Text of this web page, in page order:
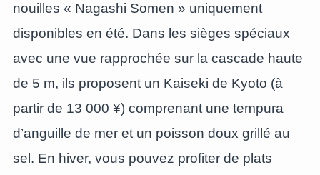
nouilles « Nagashi Somen » uniquement
disponibles en été. Dans les sièges spéciaux
avec une vue rapprochée sur la cascade haute
de 5 m, ils proposent un Kaiseki de Kyoto (à
partir de 13 000 ¥) comprenant une tempura
d’anguille de mer et un poisson doux grillé au
sel. En hiver, vous pouvez profiter de plats